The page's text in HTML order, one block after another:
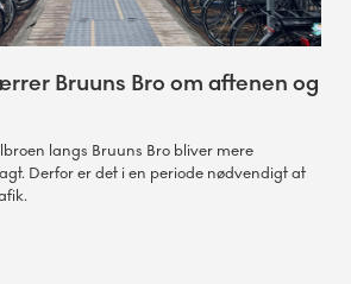
Bruuns Bro om aftenen og
langs Bruuns Bro bliver mere
Derfor er det i en periode nødvendigt at